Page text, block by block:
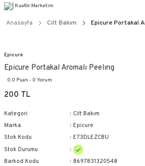
KAPIDA ÖDEME
Anasayfa Cilt Bakım Epicure Portakal
Epicure
Epicure Portakal Aromalı Peelıng
0.0 Puan - 0 Yorum
200 TL
Kategori
Cilt Bakım
Marka
Epicure
Stok Kodu
E73DLEZCBU
Stok Durumu
Barkod Kodu
8697831320548